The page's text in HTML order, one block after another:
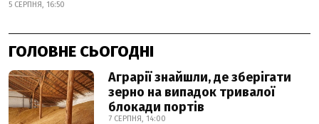
5 СЕРПНЯ, 16:50
ГОЛОВНЕ СЬОГОДНІ
Аграрії знайшли, де зберігати
зерно на випадок тривалої
блокади портів
7 СЕРПНЯ, 14:00